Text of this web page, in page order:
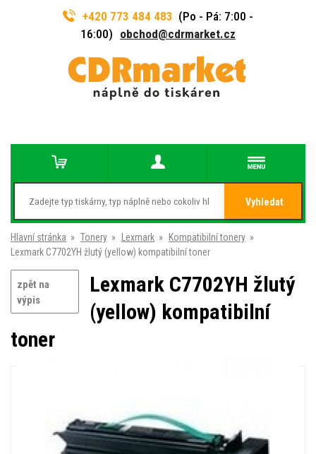
+420 773 484 483 (Po - Pá: 7:00 -
16:00) obchod@cdrmarket.cz
Vyhledat
Hlavní stránka » Tonery » Lexmark » Kompatibilní tonery »
Lexmark C7702YH žlutý (yellow) kompatibilní toner
zpět na
výpis
Lexmark C7702YH žlutý
(yellow) kompatibilní
toner